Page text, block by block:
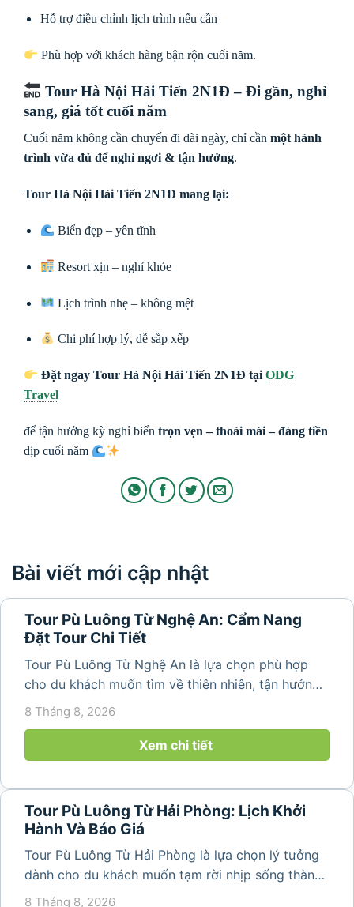
Hỗ trợ điều chỉnh lịch trình nếu cần
Phù hợp với khách hàng bận rộn cuối năm.
Tour Hà Nội Hải Tiến 2N1Đ – Đi gần, nghỉ
sang, giá tốt cuối năm
Cuối năm không cần chuyến đi dài ngày, chỉ cần một hành
trình vừa đủ để nghỉ ngơi & tận hưởng.
Tour Hà Nội Hải Tiến 2N1Đ mang lại:
Biển đẹp – yên tĩnh
Resort xịn – nghỉ khỏe
Lịch trình nhẹ – không mệt
Chi phí hợp lý, dễ sắp xếp
Đặt ngay Tour Hà Nội Hải Tiến 2N1Đ tạiODG
Travel
để tận hưởng kỳ nghỉ biển trọn vẹn – thoải mái – đáng tiền
dịp cuối năm
Bài viết mới cập nhật
Tour Pù Luông Từ Nghệ An: Cẩm Nang
Đặt Tour Chi Tiết
Tour Pù Luông Từ Nghệ An là lựa chọn phù hợp
cho du khách muốn tìm về thiên nhiên, tận hưởng
không khí trong lành và khám phá vẻ đẹp bình yên
của vùng núi Thanh Hóa. Với những bản làng mộc
8 Tháng 8, 2026
Xem chi tiết
Tour Pù Luông Từ Hải Phòng: Lịch Khởi
Hành Và Báo Giá
Tour Pù Luông Từ Hải Phòng là lựa chọn lý tưởng
dành cho du khách muốn tạm rời nhịp sống thành
phố để tìm về không gian núi rừng trong lành,
8 Tháng 8, 2026